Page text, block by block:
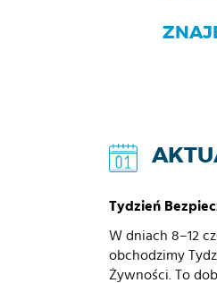
Tydzień
W dniach 8–12
obchodzimy
Żywności. To